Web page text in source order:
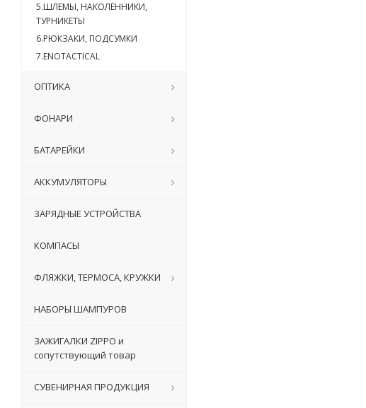
5.ШЛЕМЫ, НАКОЛЕННИКИ,
ТУРНИКЕТЫ
6.РЮКЗАКИ, ПОДСУМКИ
7.ENOTACTICAL
ОПТИКА
ФОНАРИ
БАТАРЕЙКИ
АККУМУЛЯТОРЫ
ЗАРЯДНЫЕ УСТРОЙСТВА
КОМПАСЫ
ФЛЯЖКИ, ТЕРМОСА, КРУЖКИ
НАБОРЫ ШАМПУРОВ
ЗАЖИГАЛКИ ZIPPO и
сопутствующий товар
СУВЕНИРНАЯ ПРОДУКЦИЯ